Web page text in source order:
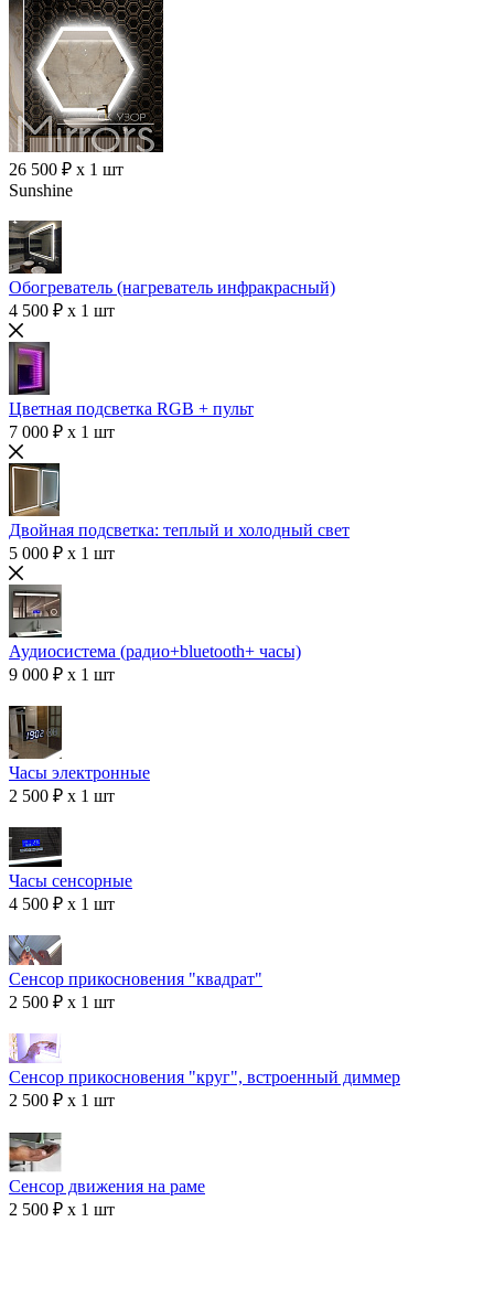
26 500 ₽ x 1 шт
Sunshine
Обогреватель (нагреватель инфракрасный)
4 500 ₽ x 1 шт
Цветная подсветка RGB + пульт
7 000 ₽ x 1 шт
Двойная подсветка: теплый и холодный свет
5 000 ₽ x 1 шт
Аудиосистема (радио+bluetooth+ часы)
9 000 ₽ x 1 шт
Часы электронные
2 500 ₽ x 1 шт
Часы сенсорные
4 500 ₽ x 1 шт
Сенсор прикосновения "квадрат"
2 500 ₽ x 1 шт
Сенсор прикосновения "круг", встроенный диммер
2 500 ₽ x 1 шт
Сенсор движения на раме
2 500 ₽ x 1 шт